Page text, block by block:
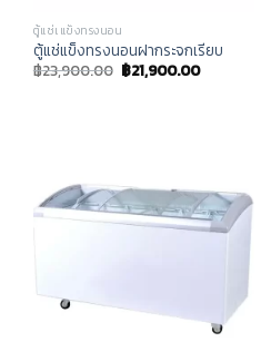
ตู้แช่เแข็งทรงนอน
ตู้แช่แข็งทรงนอนฝากระจกเรียบ
฿23,900.00 ฿21,900.00